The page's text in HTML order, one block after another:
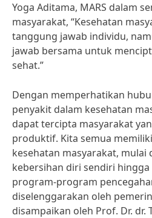
Yoga Aditama, MARS dalam
masyarakat, “Kesehatan
tanggung jawab individu,
jawab bersama untuk
sehat.”
Dengan memperhatikan
penyakit dalam kesehatan
dapat tercipta masyarakat
produktif. Kita semua
kesehatan masyarakat, mulai
kebersihan diri sendiri
program-program
diselenggarakan oleh
disampaikan oleh Prof. Dr. dr.